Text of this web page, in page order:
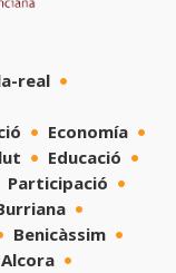
real
Economía
Educació
Participació
Benicàssim